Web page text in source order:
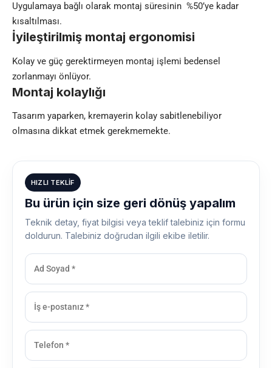
Uygulamaya bağlı olarak montaj süresinin %50’ye kadar
kısaltılması.
İyileştirilmiş montaj ergonomisi
Kolay ve güç gerektirmeyen montaj işlemi bedensel
zorlanmayı önlüyor.
Montaj kolaylığı
Tasarım yaparken, kremayerin kolay sabitlenebiliyor
olmasına dikkat etmek gerekmemekte.
HIZLI TEKLIF
Bu ürün için size geri dönüş yapalım
Teknik detay, fiyat bilgisi veya teklif talebiniz için formu
doldurun. Talebiniz doğrudan ilgili ekibe iletilir.